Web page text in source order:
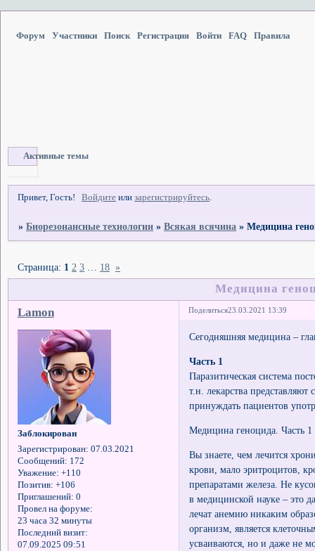
Форум Участники Поиск Регистрация Войти FAQ Правила
Активные темы
Привет, Гость! Войдите илизарегистрируйтесь.
»Биорезонансные технологии »Всякая всячина »Медицина
Медицина
Страница: 1 2 3 … 18 »
Поделиться23.03.2021 13:39
Lamon
Заблокирован
Зарегистрирован: 07.03.2021
Сообщений: 172
Уважение: +110
Позитив: +106
Приглашений: 0
Провел на форуме:
23 часа 32 минуты
Последний визит:
07.09.2025 09:51
Сегодняшняя медицина –
Часть 1
Паразитическая система
т.н. лекарства
принуждать пациентов
Медицина геноцида. Часть 1
Вы знаете, чем лечится
крови, мало эритроцитов,
препаратами железа. Не
в медицинской науке – это
лечат анемию никаким
организм, является
усваиваются, но и даже не